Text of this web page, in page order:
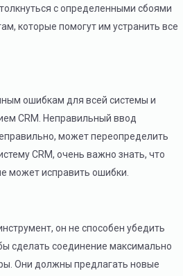
с определенными сбоями
которые помогут им устранить все
ошибкам для всей системы и
CRM. Неправильный ввод
может переопределить
CRM, очень важно знать, что
может исправить ошибки.
он не способен убедить
сделать соединение максимально
Они должны предлагать новые